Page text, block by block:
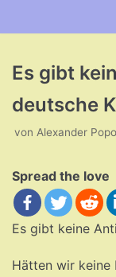
Es gibt
deutsche
von Alexander
Spread the love
Es gibt keine
Hätten wir keine